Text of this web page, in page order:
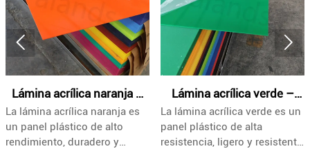
Lámina acrílica verde –
grado industrial, tamaños
personalizados y
La lámina acrílica verde es un
panel plástico de alta
resistencia, ligero y resistente
Lámina acrílica verde
fluorescente – Panel de
plástico de alta visibilidad,
La lámina acrílica verde
fluorescente es una lámina
plástica de alta visibilidad,
 